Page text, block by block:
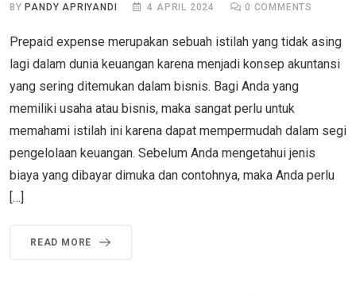
BY PANDY APRIYANDI 4 APRIL 2024 0 COMMENTS
Prepaid expense merupakan sebuah istilah yang tidak asing
lagi dalam dunia keuangan karena menjadi konsep akuntansi
yang sering ditemukan dalam bisnis. Bagi Anda yang
memiliki usaha atau bisnis, maka sangat perlu untuk
memahami istilah ini karena dapat mempermudah dalam segi
pengelolaan keuangan. Sebelum Anda mengetahui jenis
biaya yang dibayar dimuka dan contohnya, maka Anda perlu
[…]
READ MORE